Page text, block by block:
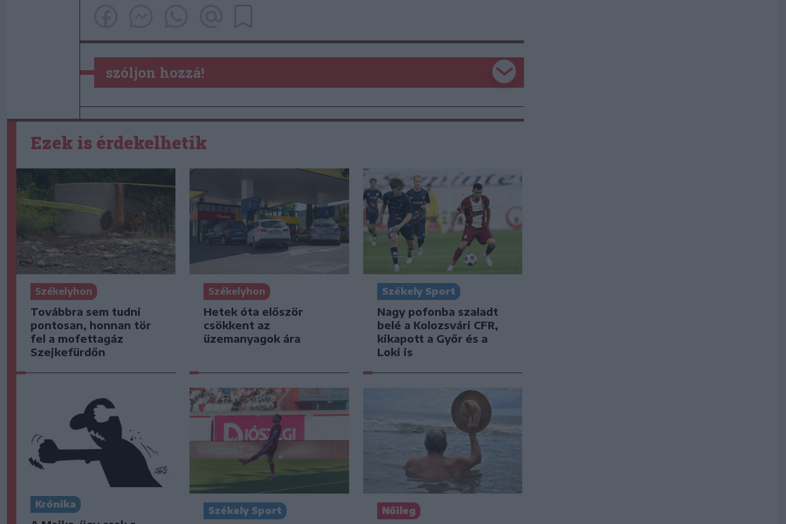
szóljon hozzá!
Ezek is érdekelhetik
Székelyhon
Továbbra sem tudni
pontosan, honnan tör
fel a mofettagáz
Szejkefürdőn
Székelyhon
Hetek óta először
csökkent az
üzemanyagok ára
Székely Sport
Nagy pofonba szaladt
belé a Kolozsvári CFR,
kikapott a Győr és a
Loki is
Krónika
Székely Sport Nőileg